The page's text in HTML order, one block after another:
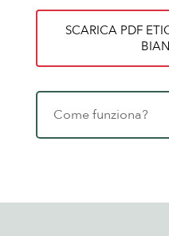
SCARICA PDF
Come funziona?